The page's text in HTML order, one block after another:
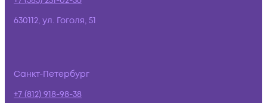
630112, ул. Гоголя, 51
Санкт-Петербург
+7 (812) 918-98-38